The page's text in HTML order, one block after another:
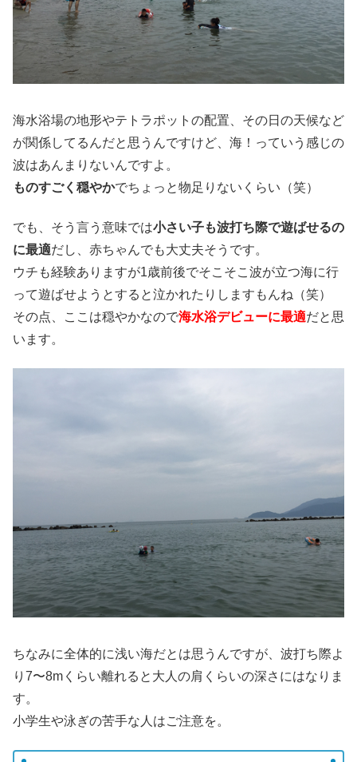
海水浴場の地形やテトラポットの配置、その日の天候など
が関係してるんだと思うんですけど、海！っていう感じの
波はあんまりないんですよ。
ものすごく穏やかでちょっと物足りないくらい（笑）
でも、そう言う意味では小さい子も波打ち際で遊ばせるの
に最適だし、赤ちゃんでも大丈夫そうです。
ウチも経験ありますが1歳前後でそこそこ波が立つ海に行
って遊ばせようとすると泣かれたりしますもんね（笑）
その点、ここは穏やかなので海水浴デビューに最適だと思
います。
ちなみに全体的に浅い海だとは思うんですが、波打ち際よ
り7〜8mくらい離れると大人の肩くらいの深さにはなりま
す。
小学生や泳ぎの苦手な人はご注意を。